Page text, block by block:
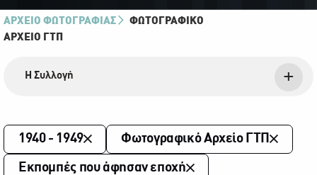
ΑΡΧΕΙΟ ΦΩΤΟΓΡΑΦΙΑΣ
ΦΩΤΟΓΡΑΦΙΚΌ
ΑΡΧΕΊΟ ΓΤΠ
Η Συλλογή
1940 - 1949 Φωτογραφικό Αρχείο ΓΤΠ
Εκπομπές που άφησαν εποχή